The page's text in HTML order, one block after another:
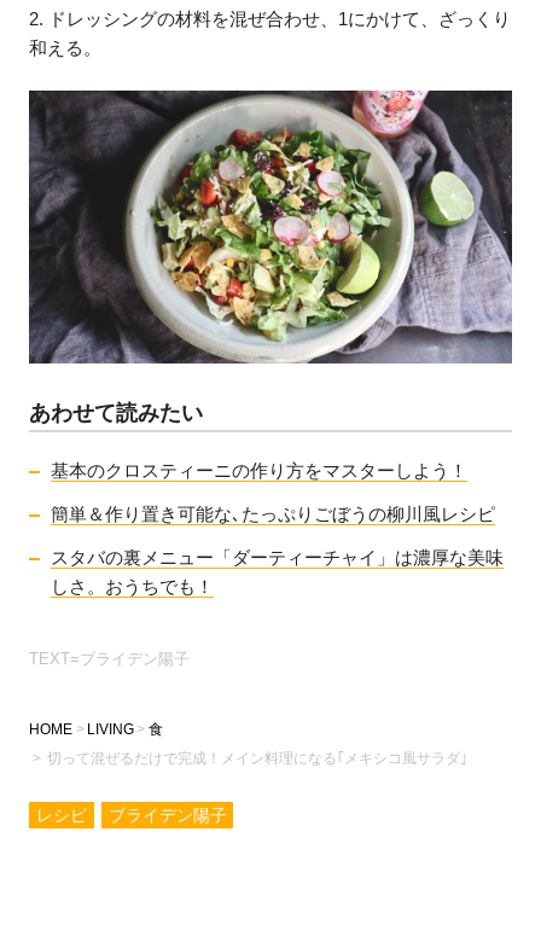
2. ドレッシングの材料を混ぜ合わせ、1にかけて、ざっくり
和える。
あわせて読みたい
基本のクロスティーニの作り方をマスターしよう！
簡単＆作り置き可能な､たっぷりごぼうの柳川風レシピ
スタバの裏メニュー「ダーティーチャイ」は濃厚な美味
しさ。おうちでも！
TEXT=ブライデン陽子
HOME LIVING
食
切って混ぜるだけで完成！メイン料理になる｢メキシコ風サラダ｣
レシピ ブライデン陽子